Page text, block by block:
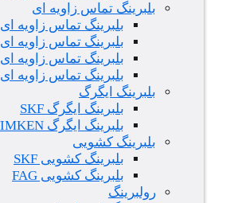
بلبرینگ تماس زاویه ای
بلبرینگ تماس زاویه ای SKF
بلبرینگ تماس زاویه ای FAG
بلبرینگ تماس زاویه ای TIMKEN
بلبرینگ تماس زاویه ای NACHI
بلبرینگ ایگرگ
بلبرینگ ایگرگ SKF
بلبرینگ ایگرگ TIMKEN
بلبرینگ کشویی
بلبرینگ کشویی SKF
بلبرینگ کشویی FAG
رولبرینگ